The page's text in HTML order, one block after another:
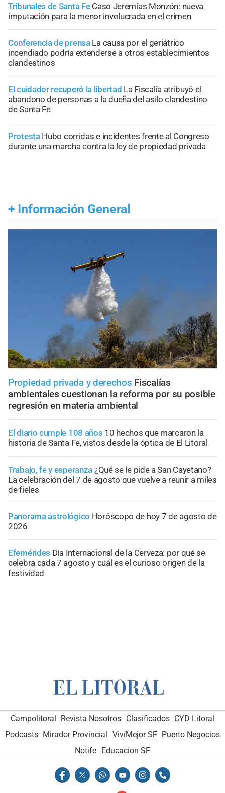
Tribunales de Santa Fe Caso Jeremías Monzón: nueva
imputación para la menor involucrada en el crimen
Conferencia de prensa La causa por el geriátrico
incendiado podría extenderse a otros establecimientos
clandestinos
El cuidador recuperó la libertad La Fiscalía atribuyó el
abandono de personas a la dueña del asilo clandestino
de Santa Fe
Protesta Hubo corridas e incidentes frente al Congreso
durante una marcha contra la ley de propiedad privada
+ Información General
Propiedad privada y derechos Fiscalías
ambientales cuestionan la reforma por su posible
regresión en materia ambiental
El diario cumple 108 años 10 hechos que marcaron la
historia de Santa Fe, vistos desde la óptica de El Litoral
Trabajo, fe y esperanza ¿Qué se le pide a San Cayetano?
La celebración del 7 de agosto que vuelve a reunir a miles
de fieles
Panorama astrológico Horóscopo de hoy 7 de agosto de
2026
Efemérides Día Internacional de la Cerveza: por qué se
celebra cada 7 agosto y cuál es el curioso origen de la
festividad
Campolitoral Revista Nosotros Clasificados CYD Litoral
Podcasts Mirador Provincial VivíMejor SF Puerto Negocios
Notife
Educacion SF